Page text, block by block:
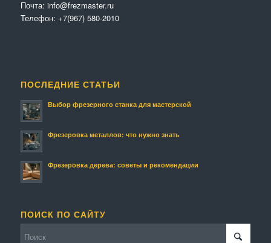
Почта: info@frezmaster.ru
Телефон: +7(967) 580-2010
ПОСЛЕДНИЕ СТАТЬИ
Выбор фрезерного станка для мастерской
Фрезеровка металлов: что нужно знать
Фрезеровка дерева: советы и рекомендации
ПОИСК ПО САЙТУ